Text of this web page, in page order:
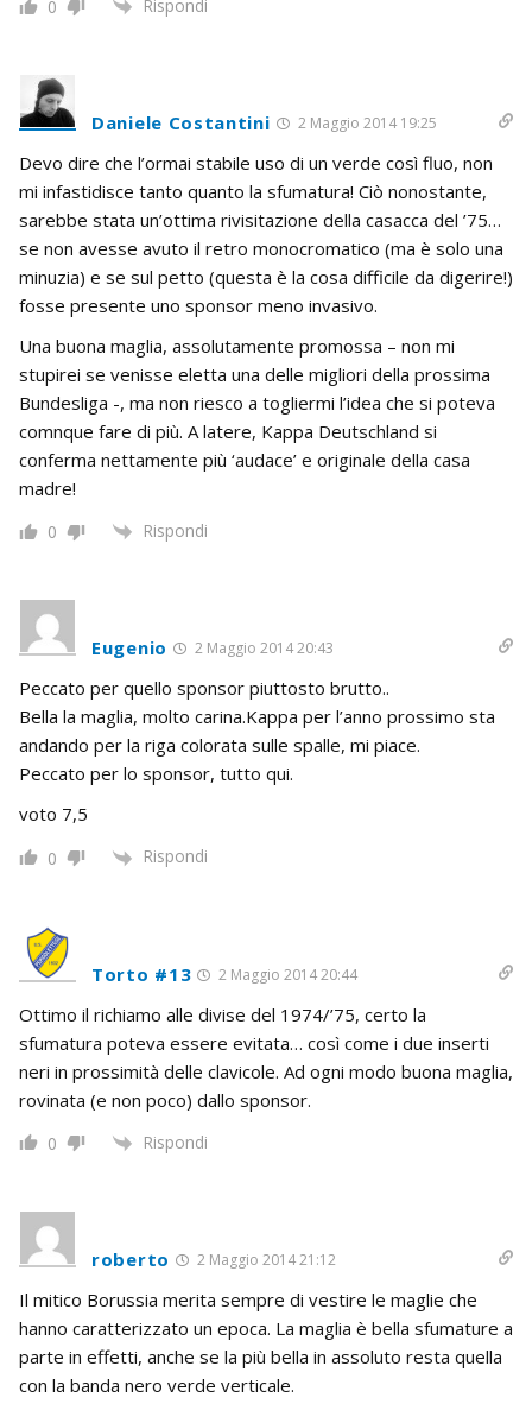
0 Rispondi
Daniele Costantini 2 Maggio 2014 19:25
Devo dire che l’ormai stabile uso di un verde così fluo, non
mi infastidisce tanto quanto la sfumatura! Ciò nonostante,
sarebbe stata un’ottima rivisitazione della casacca del ’75…
se non avesse avuto il retro monocromatico (ma è solo una
minuzia) e se sul petto (questa è la cosa difficile da digerire!)
fosse presente uno sponsor meno invasivo.
Una buona maglia, assolutamente promossa – non mi
stupirei se venisse eletta una delle migliori della prossima
Bundesliga -, ma non riesco a togliermi l’idea che si poteva
comnque fare di più. A latere, Kappa Deutschland si
conferma nettamente più ‘audace’ e originale della casa
madre!
0 Rispondi
Eugenio 2 Maggio 2014 20:43
Peccato per quello sponsor piuttosto brutto..
Bella la maglia, molto carina.Kappa per l’anno prossimo sta
andando per la riga colorata sulle spalle, mi piace.
Peccato per lo sponsor, tutto qui.
voto 7,5
0 Rispondi
Torto #13 2 Maggio 2014 20:44
Ottimo il richiamo alle divise del 1974/’75, certo la
sfumatura poteva essere evitata… così come i due inserti
neri in prossimità delle clavicole. Ad ogni modo buona maglia,
rovinata (e non poco) dallo sponsor.
0 Rispondi
roberto 2 Maggio 2014 21:12
Il mitico Borussia merita sempre di vestire le maglie che
hanno caratterizzato un epoca. La maglia è bella sfumature a
parte in effetti, anche se la più bella in assoluto resta quella
con la banda nero verde verticale.